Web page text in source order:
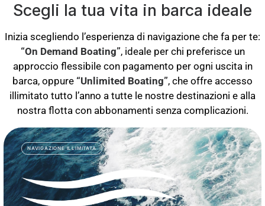
Scegli la tua vita in barca ideale
Inizia scegliendo l’esperienza di navigazione che fa per te:
“On Demand Boating”, ideale per chi preferisce un
approccio flessibile con pagamento per ogni uscita in
barca, oppure “Unlimited Boating”, che offre accesso
illimitato tutto l’anno a tutte le nostre destinazioni e alla
nostra flotta con abbonamenti senza complicazioni.
NAVIGAZIONE ILLIMITATA